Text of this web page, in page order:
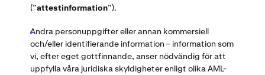
(”attestinformation”).
Andra personuppgifter eller annan kommersiell
och/eller identifierande information – information som
vi, efter eget gottfinnande, anser nödvändig för att
uppfylla våra juridiska skyldigheter enligt olika AML-